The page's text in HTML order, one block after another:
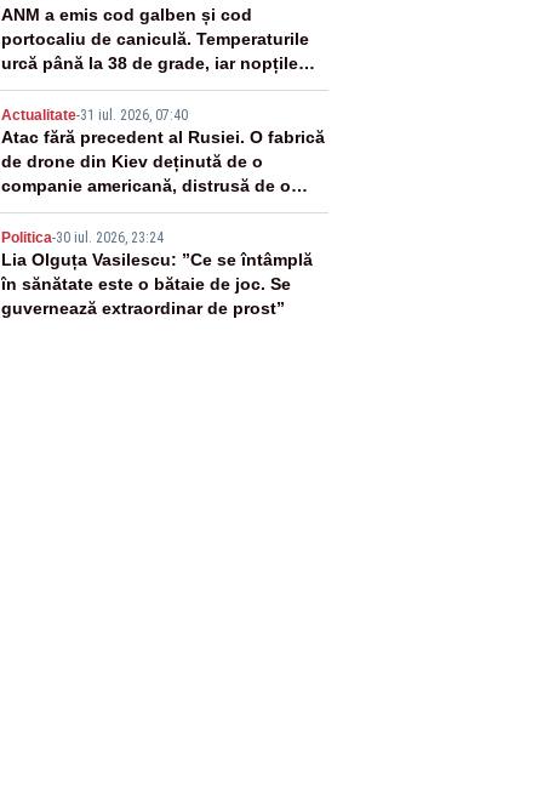
ANM a emis cod galben și cod
portocaliu de caniculă. Temperaturile
urcă până la 38 de grade, iar nopțile
devin tropicale
Actualitate-31 iul. 2026, 07:40
Atac fără precedent al Rusiei. O fabrică
de drone din Kiev deținută de o
companie americană, distrusă de o
rachetă rusească
Politica-30 iul. 2026, 23:24
Lia Olguța Vasilescu: ”Ce se întâmplă
în sănătate este o bătaie de joc. Se
guvernează extraordinar de prost”